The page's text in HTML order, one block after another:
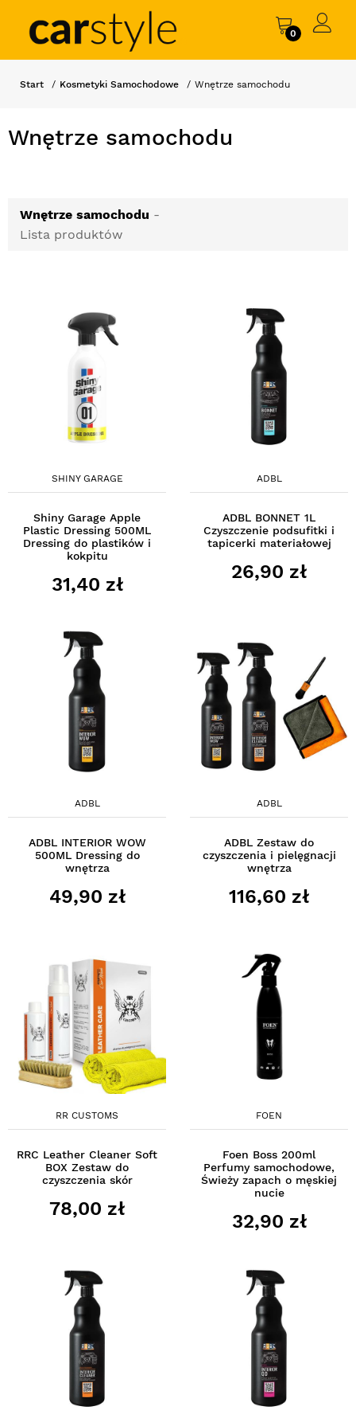
0
Start Kosmetyki Samochodowe Wnętrze samochodu
Wnętrze samochodu
Wnętrze samochodu -
Lista produktów
SHINY GARAGE
Shiny Garage Apple
Plastic Dressing 500ML
Dressing do plastików i
kokpitu
31,40 zł
ADBL
ADBL BONNET 1L
Czyszczenie podsufitki i
tapicerki materiałowej
26,90 zł
ADBL
ADBL INTERIOR WOW
500ML Dressing do
wnętrza
49,90 zł
ADBL
ADBL Zestaw do
czyszczenia i pielęgnacji
wnętrza
116,60 zł
RR CUSTOMS
RRC Leather Cleaner Soft
BOX Zestaw do
czyszczenia skór
78,00 zł
FOEN
Foen Boss 200ml
Perfumy samochodowe,
Świeży zapach o męskiej
nucie
32,90 zł